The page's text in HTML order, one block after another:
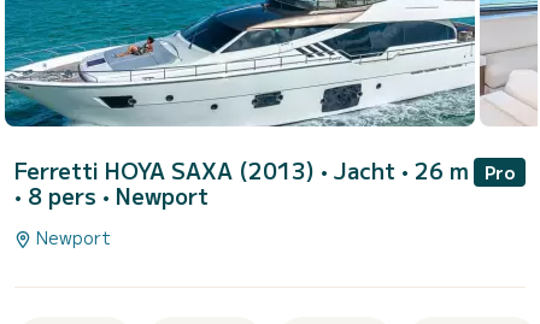
Ferretti HOYA SAXA (2013) • Jacht • 26 m
• 8 pers • Newport
Pro
Newport